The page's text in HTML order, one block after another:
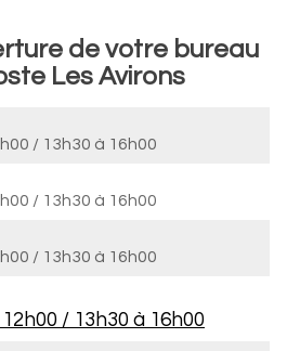
de votre bureau
Les Avirons
/ 13h30 à 16h00
/ 13h30 à 16h00
/ 13h30 à 16h00
/ 13h30 à 16h00